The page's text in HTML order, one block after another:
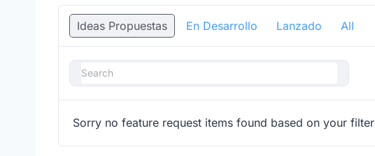
Ideas Propuestas En Desarrollo Lanzado All
Sorry no feature request items found based on your filter